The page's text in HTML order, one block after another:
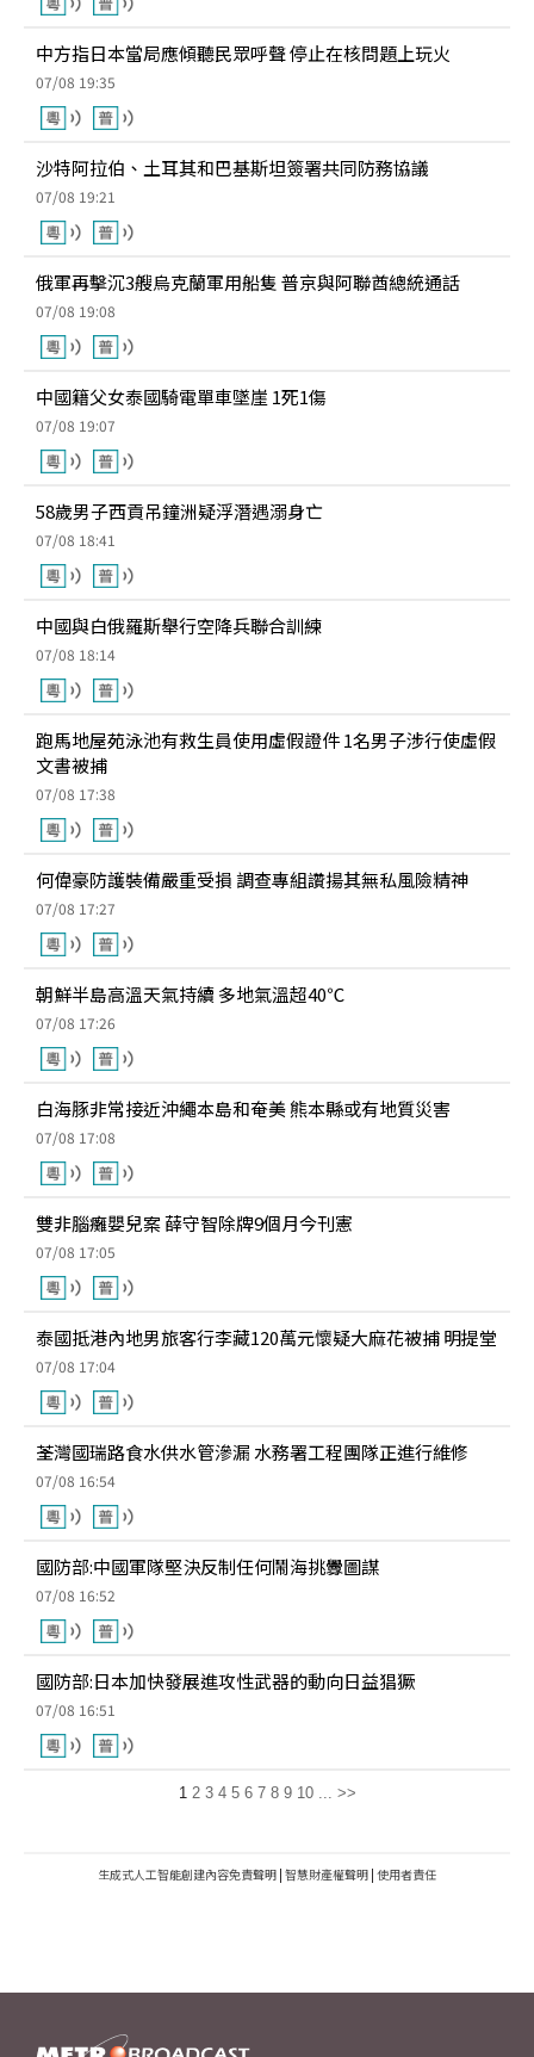
中方指日本當局應傾聽民眾呼聲 停止在核問題上玩火
07/08 19:35
沙特阿拉伯、土耳其和巴基斯坦簽署共同防務協議
07/08 19:21
俄軍再擊沉3艘烏克蘭軍用船隻 普京與阿聯酋總統通話
07/08 19:08
中國籍父女泰國騎電單車墜崖 1死1傷
07/08 19:07
58歲男子西貢吊鐘洲疑浮潛遇溺身亡
07/08 18:41
中國與白俄羅斯舉行空降兵聯合訓練
07/08 18:14
跑馬地屋苑泳池有救生員使用虛假證件 1名男子涉行使虛假
文書被捕
07/08 17:38
何偉豪防護裝備嚴重受損 調查專組讚揚其無私風險精神
07/08 17:27
朝鮮半島高溫天氣持續 多地氣溫超40℃
07/08 17:26
白海豚非常接近沖繩本島和奄美 熊本縣或有地質災害
07/08 17:08
雙非腦癱嬰兒案 薛守智除牌9個月今刊憲
07/08 17:05
泰國抵港內地男旅客行李藏120萬元懷疑大麻花被捕 明提堂
07/08 17:04
荃灣國瑞路食水供水管滲漏 水務署工程團隊正進行維修
07/08 16:54
國防部:中國軍隊堅決反制任何鬧海挑釁圖謀
07/08 16:52
國防部:日本加快發展進攻性武器的動向日益猖獗
07/08 16:51
1 2 3 4 5 6 7 8 9 10 ... >>
生成式人工智能創建內容免責聲明 | 智慧財產權聲明 | 使用者責任